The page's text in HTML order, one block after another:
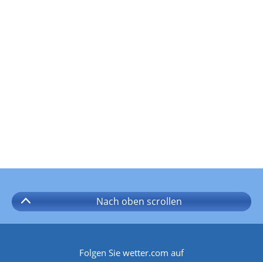
Nach oben scrollen
Folgen Sie wetter.com auf